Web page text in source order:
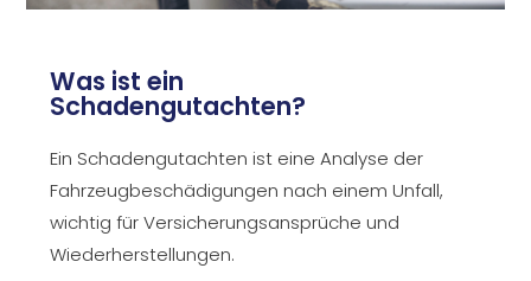
Was ist ein
Schadengutachten?
Ein Schadengutachten ist eine Analyse der
Fahrzeugbeschädigungen nach einem Unfall,
wichtig für Versicherungsansprüche und
Wiederherstellungen.